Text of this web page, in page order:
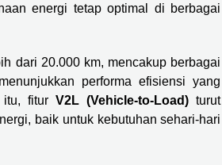
energi tetap optimal di berbagai
dari 20.000 km, mencakup berbagai
performa efisiensi yang
itu, fiturV2L (Vehicle-to-Load) turut
baik untuk kebutuhan sehari-hari